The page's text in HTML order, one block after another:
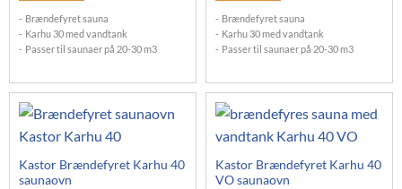
Brændefyret sauna
Karhu 30 med vandtank
Passer til saunaer på 20-30 m3
Brændefyret sauna
Karhu 30 med vandtank
Passer til saunaer på 20-30 m3
Kastor Brændefyret Karhu 40
saunaovn
Kastor Brændefyret Karhu 40
VO saunaovn